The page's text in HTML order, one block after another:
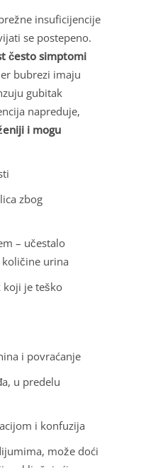
insuficijencije
se postepeno.
često simptomi
bubrezi imaju
gubitak
napreduje,
i mogu
zbog
– učestalo
urina
koji je teško
i povraćanje
u predelu
i konfuzija
može doći